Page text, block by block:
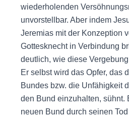
wiederholenden
unvorstellbar. Aber indem
Jeremias mit der Konzeption
Gottesknecht in Verbindung
deutlich, wie diese
Er selbst wird das Opfer, das
Bundes bzw. die Unfähigkeit
den Bund einzuhalten, sühnt.
neuen Bund durch seinen